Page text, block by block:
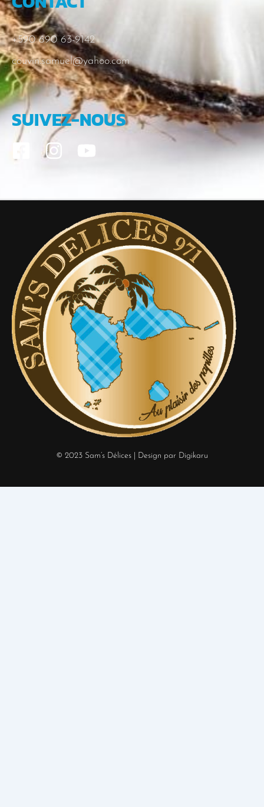
+590 690 63-9142
couvin.samuel@yahoo.com
SUIVEZ-NOUS
© 2023 Sam’s Délices | Design par Digikaru